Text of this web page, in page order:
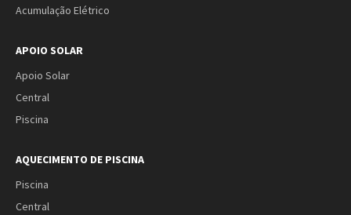
Acumulação Elétrico
APOIO SOLAR
Apoio Solar
Central
Piscina
AQUECIMENTO DE PISCINA
Piscina
Central